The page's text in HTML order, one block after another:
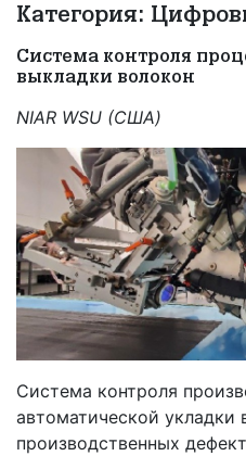
Категория:
Система контроля
выкладки волокон
NIAR WSU (США)
Система контроля
автоматической укладки
производственных